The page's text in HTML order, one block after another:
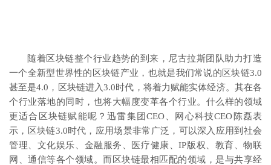
随着区块链整个行业趋势的到来，尼古拉斯团队助力打造
一个全新型世界性的区块链产业，也就是我们常说的区块链3.0
甚至是4.0，区块链进入3.0时代，将着力赋能实体经济。其在各
个行业落地的同时，也将大幅度变革各个行业。什么样的领域
更适合区块链赋能呢？迅雷集团CEO、网心科技CEO陈磊表
示，区块链3.0时代，应用场景非常广泛，可以深入应用到社会
管理、文化娱乐、金融服务、医疗健康、IP版权、教育、物联
网、通信等各个领域。而区块链最相匹配的领域，是与共享经